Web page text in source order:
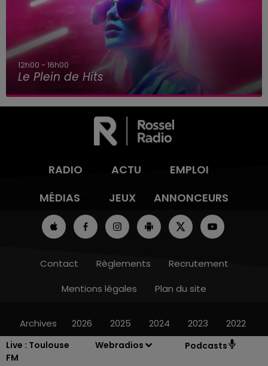
Live : Toulouse
FM
Webradios Podcasts
16h00 - 20h00
Le Plein de Hits
RADIO ACTU
EMPLOI
MÉDIAS
JEUX ANNONCEURS
Contact Règlements
Recrutement
Mentions légales
Plan du site
Archives 2026 2025 2024 2023 2022